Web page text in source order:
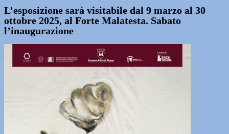
L’esposizione sarà visitabile dal 9 marzo al 30
ottobre 2025, al Forte Malatesta. Sabato
l’inaugurazione